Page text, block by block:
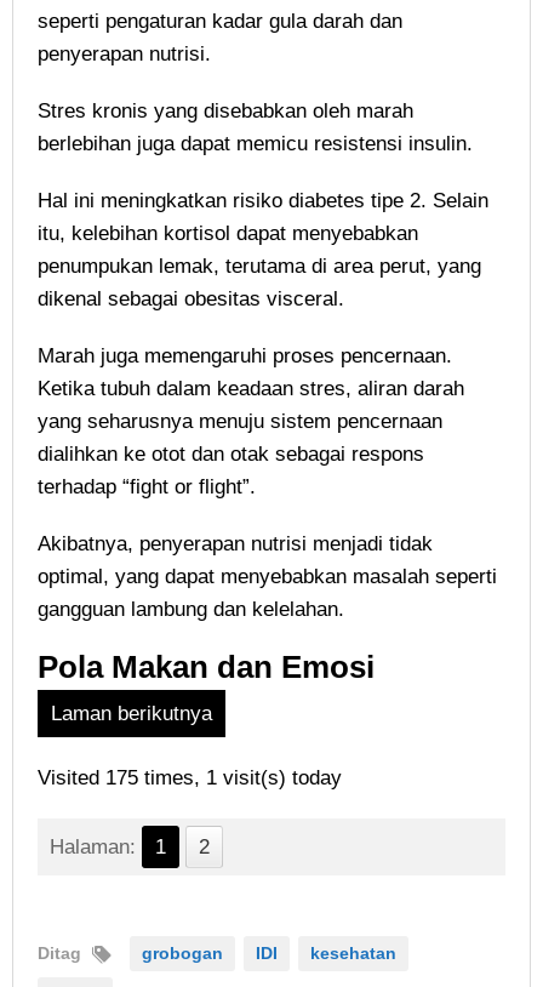
seperti pengaturan kadar gula darah dan
penyerapan nutrisi.
Stres kronis yang disebabkan oleh marah
berlebihan juga dapat memicu resistensi insulin.
Hal ini meningkatkan risiko diabetes tipe 2. Selain
itu, kelebihan kortisol dapat menyebabkan
penumpukan lemak, terutama di area perut, yang
dikenal sebagai obesitas visceral.
Marah juga memengaruhi proses pencernaan.
Ketika tubuh dalam keadaan stres, aliran darah
yang seharusnya menuju sistem pencernaan
dialihkan ke otot dan otak sebagai respons
terhadap “fight or flight”.
Akibatnya, penyerapan nutrisi menjadi tidak
optimal, yang dapat menyebabkan masalah seperti
gangguan lambung dan kelelahan.
Pola Makan dan Emosi
Laman berikutnya
Visited 175 times, 1 visit(s) today
Halaman: 1 2
Ditag grobogan IDI kesehatan